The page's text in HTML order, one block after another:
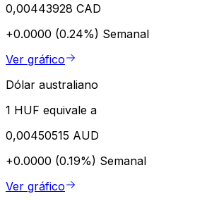
0,00443928 CAD
+0.0000 (0.24%) Semanal
Ver gráfico
Dólar australiano
1 HUF equivale a
0,00450515 AUD
+0.0000 (0.19%) Semanal
Ver gráfico